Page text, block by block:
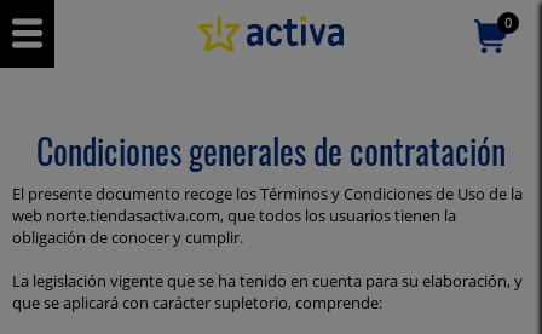
0
Condiciones generales de contratación
El presente documento recoge los Términos y Condiciones de Uso de la
web norte.tiendasactiva.com, que todos los usuarios tienen la
obligación de conocer y cumplir.
La legislación vigente que se ha tenido en cuenta para su elaboración, y
que se aplicará con carácter supletorio, comprende: